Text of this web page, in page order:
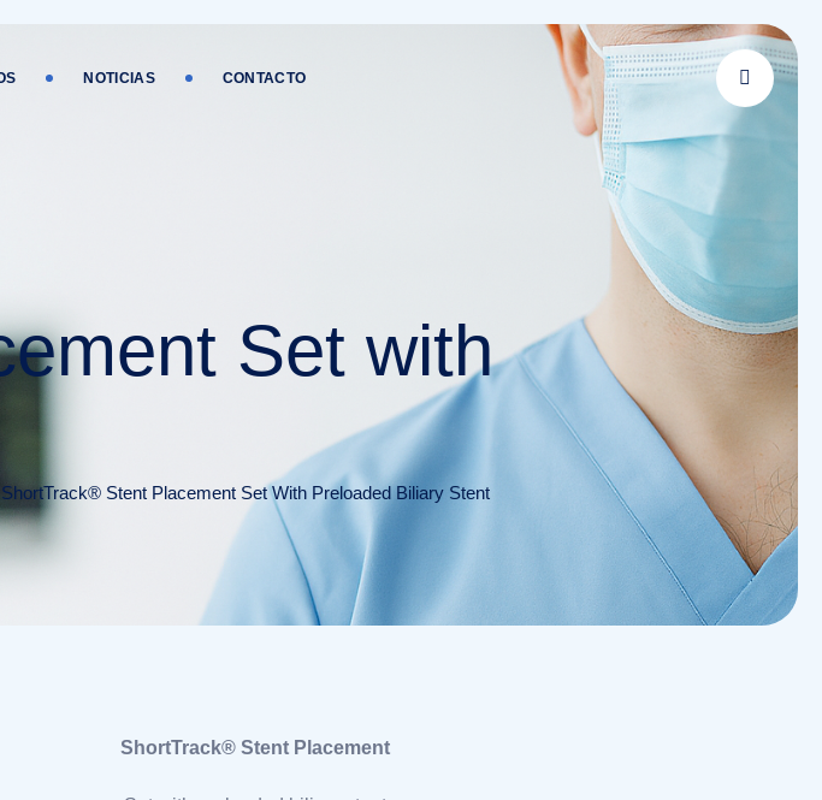
NOTICIAS CONTACTO
Set with
ShortTrack® Stent Placement Set With Preloaded Biliary Stent
ShortTrack® Stent Placement